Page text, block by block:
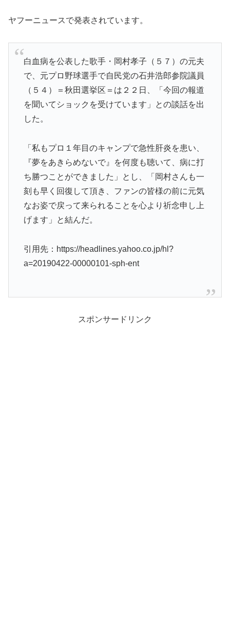
ヤフーニュースで発表されています。
白血病を公表した歌手・岡村孝子（５７）の元夫
で、元プロ野球選手で自民党の石井浩郎参院議員
（５４）＝秋田選挙区＝は２２日、「今回の報道
を聞いてショックを受けています」との談話を出
した。
「私もプロ１年目のキャンプで急性肝炎を患い、
『夢をあきらめないで』を何度も聴いて、病に打
ち勝つことができました」とし、「岡村さんも一
刻も早く回復して頂き、ファンの皆様の前に元気
なお姿で戻って来られることを心より祈念申し上
げます」と結んだ。
引用先：https://headlines.yahoo.co.jp/hl?
a=20190422-00000101-sph-ent
スポンサードリンク